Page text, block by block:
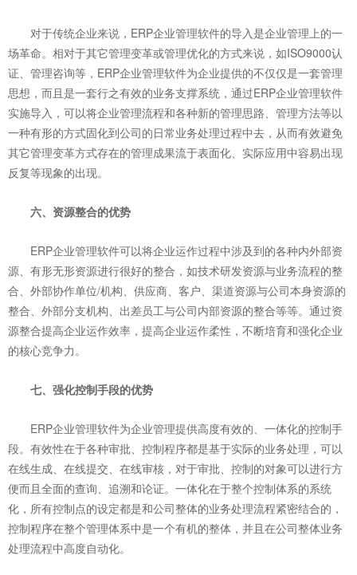
对于传统企业来说，ERP企业管理软件的导入是企业管理上的一
场革命。相对于其它管理变革或管理优化的方式来说，如ISO9000认
证、管理咨询等，ERP企业管理软件为企业提供的不仅仅是一套管理
思想，而且是一套行之有效的业务支撑系统，通过ERP企业管理软件
实施导入，可以将企业管理流程和各种新的管理思路、管理方法等以
一种有形的方式固化到公司的日常业务处理过程中去，从而有效避免
其它管理变革方式存在的管理成果流于表面化、实际应用中容易出现
反复等现象的出现。
六、资源整合的优势
ERP企业管理软件可以将企业运作过程中涉及到的各种内外部资
源、有形无形资源进行很好的整合，如技术研发资源与业务流程的整
合、外部协作单位/机构、供应商、客户、渠道资源与公司本身资源的
整合、外部分支机构、出差员工与公司内部资源的整合等等。通过资
源整合提高企业运作效率，提高企业运作柔性，不断培育和强化企业
的核心竞争力。
七、强化控制手段的优势
ERP企业管理软件为企业管理提供高度有效的、一体化的控制手
段。 有效性在于各种审批、控制程序都是基于实际的业务处理，可以
在线生成、在线提交、在线审核，对于审批、控制的对象可以进行方
便而且全面的查询、追溯和论证。 一体化在于整个控制体系的系统
化，所有控制点的设定都是和公司整体的业务处理流程紧密结合的，
控制程序在整个管理体系中是一个有机的整体，并且在公司整体业务
处理流程中高度自动化。